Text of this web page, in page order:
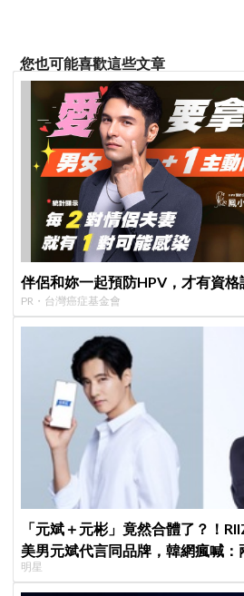
您也可能喜歡這些文章
伴侶和妳一起預防HPV，才有資格
PR・台灣癌症基金會
「元斌＋元彬」竟然合體了？！
美男元斌代言同品牌，韓網瘋喊：
明星